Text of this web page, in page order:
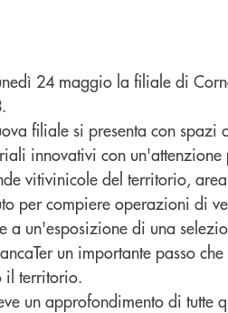
24 maggio la filiale di
filiale si presenta con
innovativi con
vitivinicole del territorio,
per compiere operazioni di
a un'esposizione di una
un importante passo
il territorio.
un approfondimento di tutte